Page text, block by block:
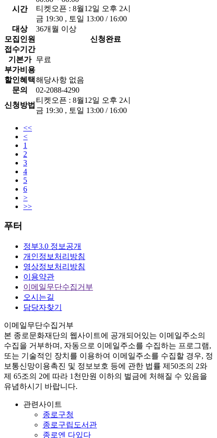
시간
티켓오픈 : 8월12일 오후 2시
금 19:30 , 토일 13:00 / 16:00
대상
36개월 이상
모집인원
신청완료
접수기간
기본가 무료
부가비용
할인혜택해당사항 없음
문의
02-2088-4290
신청방법
티켓오픈 : 8월12일 오후 2시
금 19:30 , 토일 13:00 / 16:00
<<
<
1
2
3
4
5
6
>
>>
푸터
정부3.0 정보공개
개인정보처리방침
영상정보처리방침
이용약관
이메일무단수집거부
오시는길
담당자찾기
이메일무단수집거부
본 종로문화재단의 웹사이트에 공개되어있는 이메일주소의
수집을 거부하며, 자동으로 이메일주소를 수집하는 프로그램,
또는 기술적인 장치를 이용하여 이메일주소를 수집할 경우, 정
보통신망이용촉진 및 정보보호 등에 관한 법률 제50조의 2와
제 65조의 2에 따라 1천만원 이하의 벌금에 처해질 수 있음을
유념하시기 바랍니다.
관련사이트
종로구청
종로구립도서관
종로엔 다있다